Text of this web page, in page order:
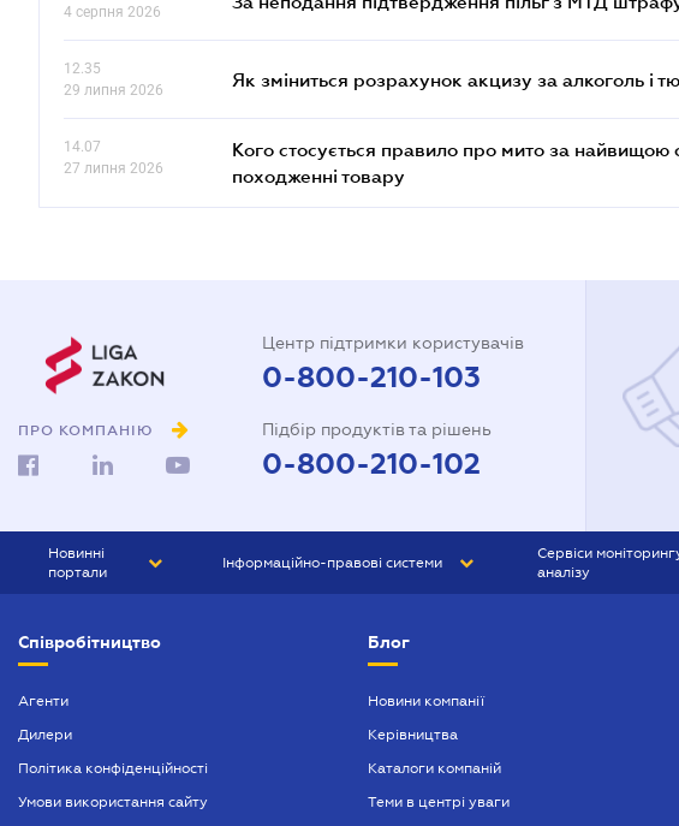
4 серпня 2026
12.35
29 липня 2026
Як зміниться розрахунок акцизу за алкоголь і
14.07
27 липня 2026
Кого стосується правило про мито за
походженні товару
ПРО КОМПАНІЮ
Центр підтримки користувачів
0-800-210-103
Підбір продуктів та рішень
0-800-210-102
Новинні
портали
БІЗНЕС
Інформаційно-правові системи
БУХГАЛТЕР ПРОФ
Сервіси
аналізу
Співробітництво
Агенти
Дилери
Політика конфіденційності
Умови використання сайту
Блог
Новини компанії
Керівництва
Каталоги компаній
Теми в центрі уваги